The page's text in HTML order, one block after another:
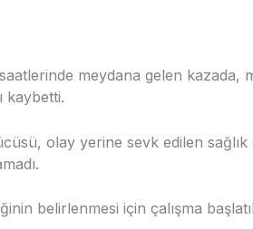
meydana gelen kazada,
kaybetti.
olay yerine sevk edilen
belirlenmesi için çalışma